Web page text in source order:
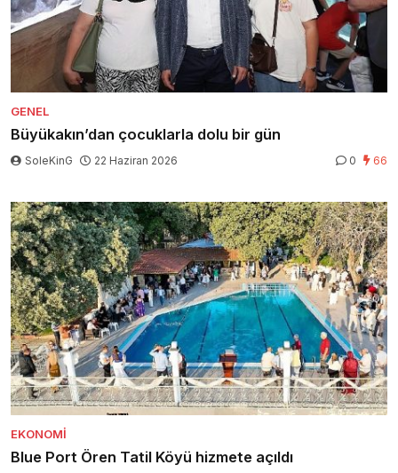
GENEL
Büyükakın’dan çocuklarla dolu bir gün
SoleKinG 22 Haziran 2026 0 66
EKONOMI
Blue Port Ören Tatil Köyü hizmete açıldı